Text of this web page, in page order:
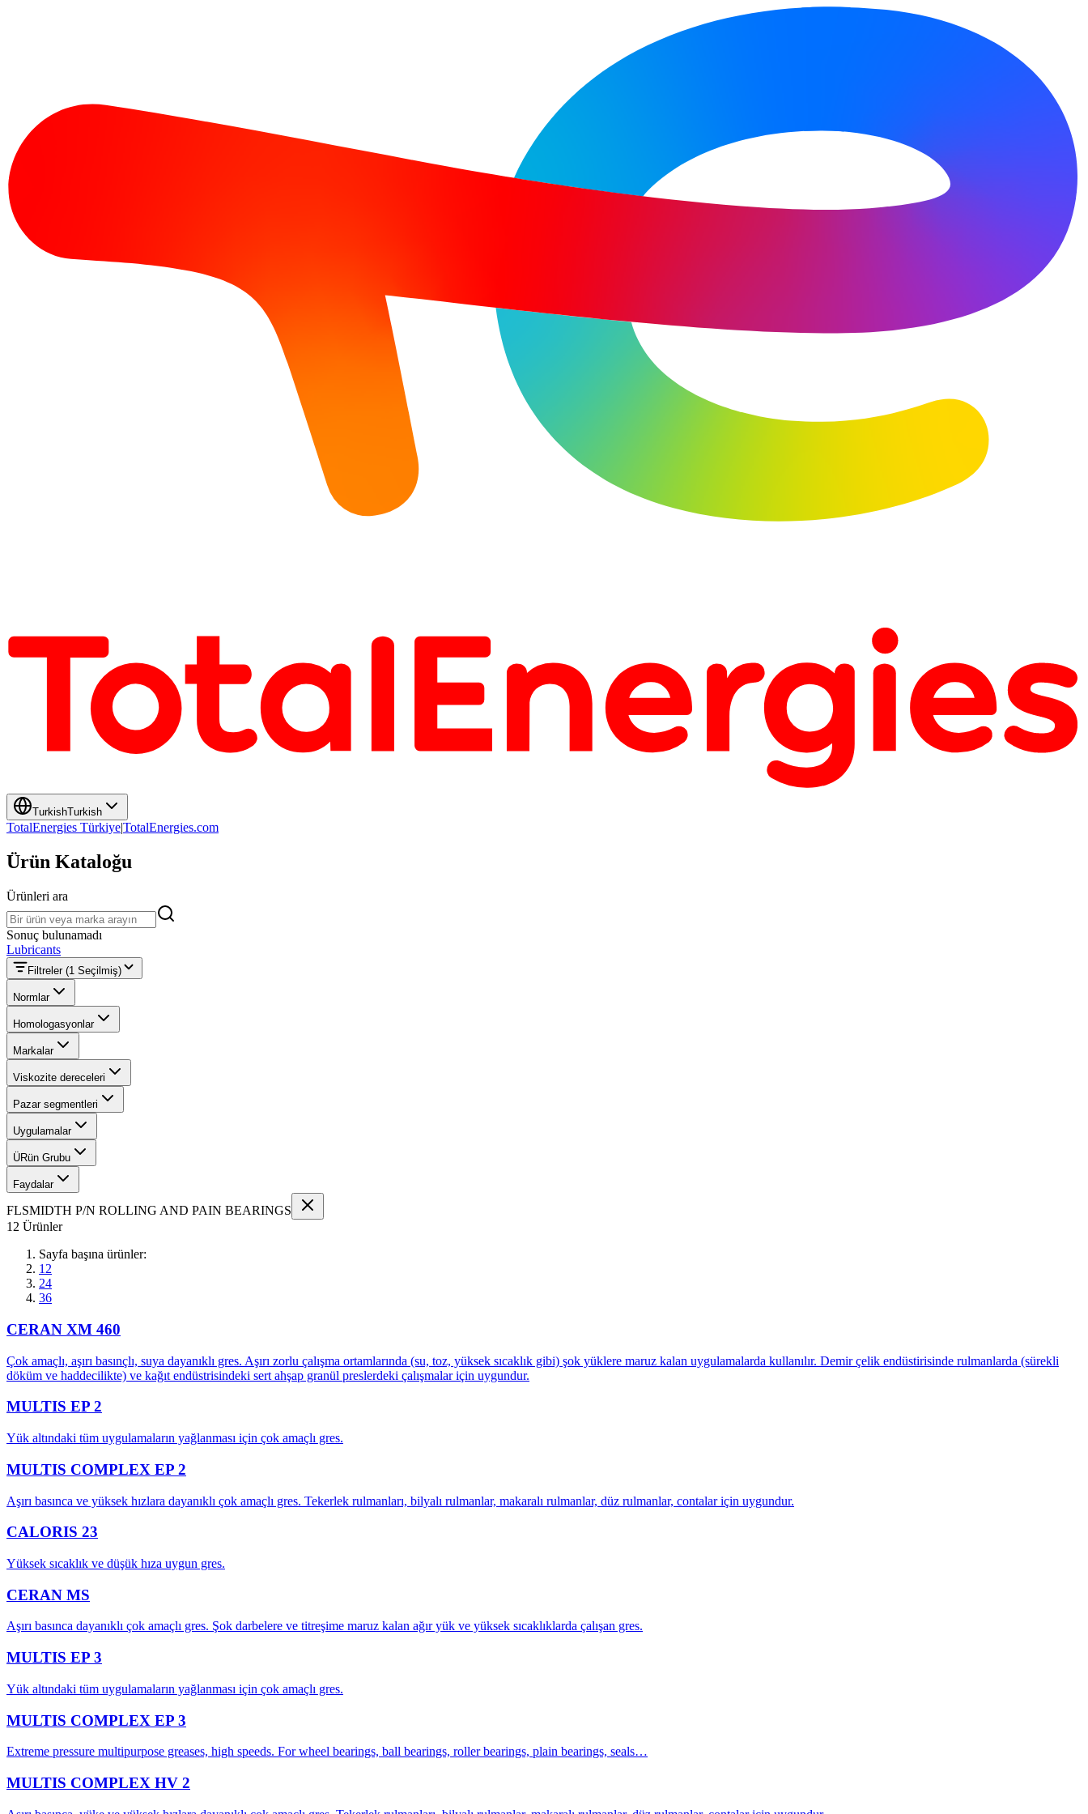
TurkishTurkish
TotalEnergies Türkiye|TotalEnergies.com
Ürün Kataloğu
Ürünleri ara
Ürünleri ara
Sonuç bulunamadı
Lubricants
Filtreler(1 Seçilmiş)
Normlar
Homologasyonlar
Markalar
Viskozite dereceleri
Pazar segmentleri
Uygulamalar
ÜRün Grubu
Faydalar
FLSMIDTH P/N ROLLING AND PAIN BEARINGS
12 Ürünler
Sayfa başına ürünler:
12
24
36
CERAN XM 460
Çok amaçlı, aşırı basınçlı, suya dayanıklı gres. Aşırı zorlu çalışma ortamlarında (su, toz, yüksek sıcaklık gibi) şok yüklere maruz kalan uygulamalarda kullanılır. Demir çelik endüstirisinde rulmanlarda (sürekli
döküm ve haddecilikte) ve kağıt endüstrisindeki sert ahşap granül preslerdeki çalışmalar için uygundur.
MULTIS EP 2
Yük altındaki tüm uygulamaların yağlanması için çok amaçlı gres.
MULTIS COMPLEX EP 2
Aşırı basınca ve yüksek hızlara dayanıklı çok amaçlı gres. Tekerlek rulmanları, bilyalı rulmanlar, makaralı rulmanlar, düz rulmanlar, contalar için uygundur.
CALORIS 23
Yüksek sıcaklık ve düşük hıza uygun gres.
CERAN MS
Aşırı basınca dayanıklı çok amaçlı gres. Şok darbelere ve titreşime maruz kalan ağır yük ve yüksek sıcaklıklarda çalışan gres.
MULTIS EP 3
Yük altındaki tüm uygulamaların yağlanması için çok amaçlı gres.
MULTIS COMPLEX EP 3
Extreme pressure multipurpose greases, high speeds. For wheel bearings, ball bearings, roller bearings, plain bearings, seals…
MULTIS COMPLEX HV 2